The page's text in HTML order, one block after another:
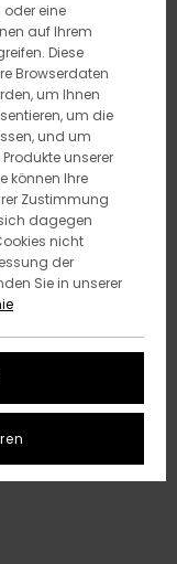
oder eine
auf Ihrem
Diese
Browserdaten
um Ihnen
um die
und um
unserer
können Ihre
Zustimmung
dagegen
nicht
der
Sie in unserer